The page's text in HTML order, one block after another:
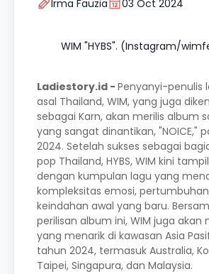
Irma Fauzia 03 Oct 2024
WIM "HYBS". (Instagram/
Ladiestory.id - Penyanyi-penulis
asal Thailand, WIM, yang juga
sebagai Karn, akan merilis album
yang sangat dinantikan, "NOICE,"
2024. Setelah sukses sebagai
pop Thailand, HYBS, WIM kini
dengan kumpulan lagu yang
kompleksitas emosi,
keindahan awal yang baru.
perilisan album ini, WIM juga
yang menarik di kawasan Asia
tahun 2024, termasuk Australia,
Taipei, Singapura, dan Malaysia.